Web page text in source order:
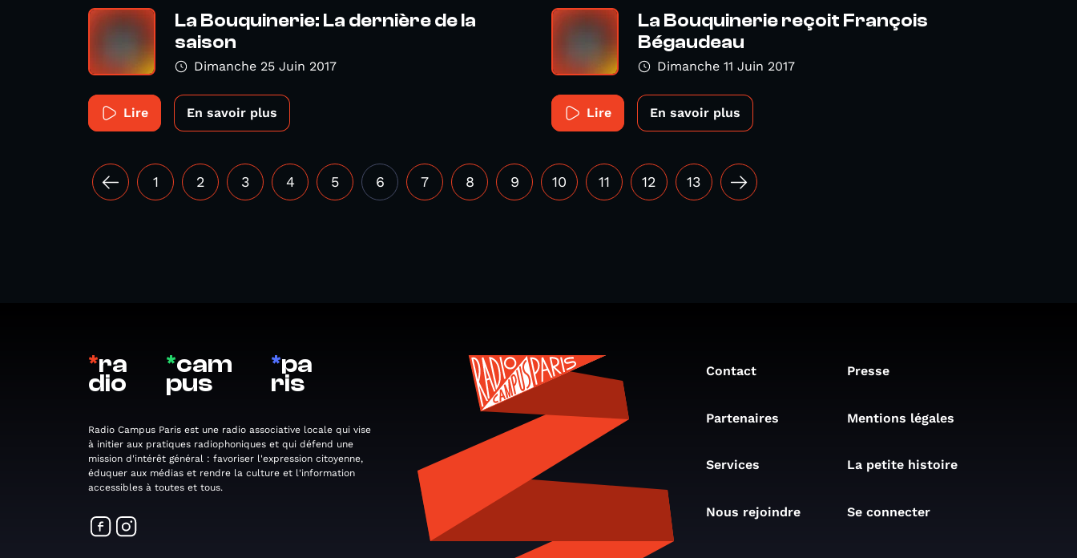
La Bouquinerie: La dernière de la
saison
Dimanche 25 Juin 2017
Lire En savoir plus
La Bouquinerie reçoit François
Bégaudeau
Dimanche 11 Juin 2017
Lire En savoir plus
1 2 3 4 5 6 7 8 9 10 11 12 13
*ra
dio
*cam
pus
*pa
ris
Radio Campus Paris est une radio associative locale qui vise
à initier aux pratiques radiophoniques et qui défend une
mission d'intérêt général : favoriser l'expression citoyenne,
éduquer aux médias et rendre la culture et l'information
accessibles à toutes et tous.
Contact Presse
Partenaires Mentions légales
Services La petite histoire
Nous rejoindre Se connecter